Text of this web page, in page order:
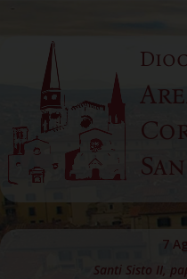
content
7
Santi Sisto II,